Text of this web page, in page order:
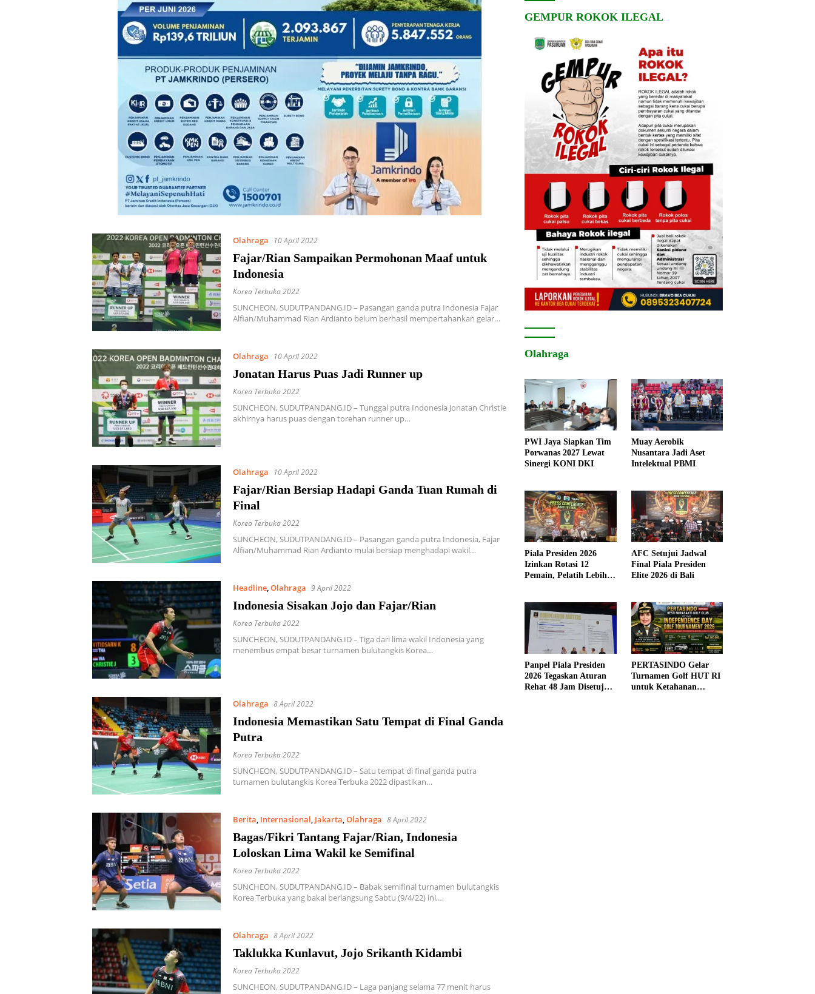
Olahraga 10 April 2022
Fajar/Rian Sampaikan Permohonan Maaf untuk
Indonesia
Korea Terbuka 2022
SUNCHEON, SUDUTPANDANG.ID – Pasangan ganda putra Indonesia Fajar
Alfian/Muhammad Rian Ardianto belum berhasil mempertahankan gelar…
Olahraga 10 April 2022
Jonatan Harus Puas Jadi Runner up
Korea Terbuka 2022
SUNCHEON, SUDUTPANDANG.ID – Tunggal putra Indonesia Jonatan Christie
akhirnya harus puas dengan torehan runner up…
Olahraga 10 April 2022
Fajar/Rian Bersiap Hadapi Ganda Tuan Rumah di
Final
Korea Terbuka 2022
SUNCHEON, SUDUTPANDANG.ID – Pasangan ganda putra Indonesia, Fajar
Alfian/Muhammad Rian Ardianto mulai bersiap menghadapi wakil…
Headline,Olahraga 9 April 2022
Indonesia Sisakan Jojo dan Fajar/Rian
Korea Terbuka 2022
SUNCHEON, SUDUTPANDANG.ID – Tiga dari lima wakil Indonesia yang
menembus empat besar turnamen bulutangkis Korea…
Olahraga 8 April 2022
Indonesia Memastikan Satu Tempat di Final Ganda
Putra
Korea Terbuka 2022
SUNCHEON, SUDUTPANDANG.ID – Satu tempat di final ganda putra
turnamen bulutangkis Korea Terbuka 2022 dipastikan…
Berita, Internasional, Jakarta,Olahraga 8 April 2022
Bagas/Fikri Tantang Fajar/Rian, Indonesia
Loloskan Lima Wakil ke Semifinal
Korea Terbuka 2022
SUNCHEON, SUDUTPANDANG.ID – Babak semifinal turnamen bulutangkis
Korea Terbuka yang bakal berlangsung Sabtu (9/4/22) ini,…
Olahraga 8 April 2022
Taklukka Kunlavut, Jojo Srikanth Kidambi
Korea Terbuka 2022
SUNCHEON, SUDUTPANDANG.ID – Laga panjang selama 77 menit harus
GEMPUR ROKOK ILEGAL
Olahraga
PWI Jaya Siapkan Tim
Porwanas 2027 Lewat
Sinergi KONI DKI
Muay Aerobik
Nusantara Jadi Aset
Intelektual PBMI
Piala Presiden 2026
Izinkan Rotasi 12
Pemain, Pelatih Lebih
AFC Setujui Jadwal
Final Piala Presiden
Elite 2026 di Bali
Panpel Piala Presiden
2026 Tegaskan Aturan
Rehat 48 Jam Disetujui
PERTASINDO Gelar
Turnamen Golf HUT RI
untuk Ketahanan